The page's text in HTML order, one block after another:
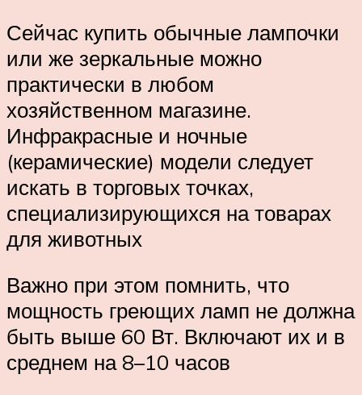
Сейчас купить обычные лампочки
или же зеркальные можно
практически в любом
хозяйственном магазине.
Инфракрасные и ночные
(керамические) модели следует
искать в торговых точках,
специализирующихся на товарах
для животных
Важно при этом помнить, что
мощность греющих ламп не должна
быть выше 60 Вт. Включают их и в
среднем на 8–10 часов